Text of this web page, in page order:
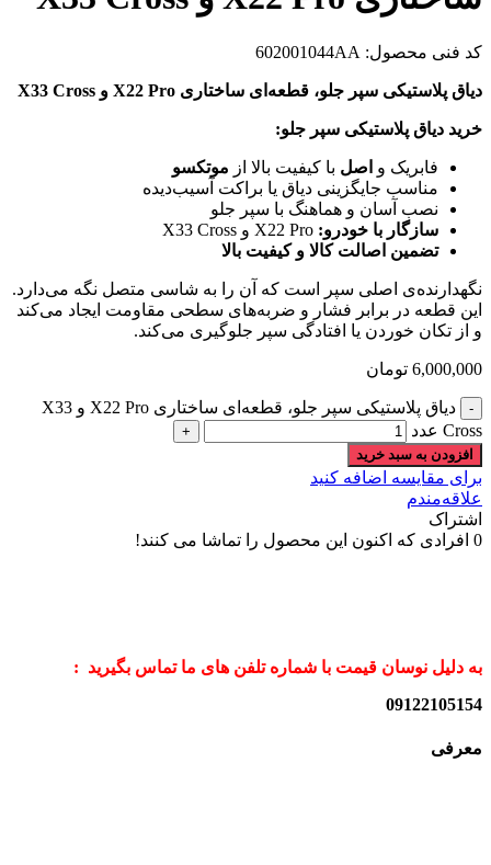
کد فنی محصول: 602001044AA
دیاق پلاستیکی سپر جلو، قطعه‌ای ساختاری X22 Pro و X33 Cross
خرید دیاق پلاستیکی سپر جلو:
فابریک و اصل با کیفیت بالا از موتکسو
مناسب جایگزینی دیاق یا براکت آسیب‌دیده
نصب آسان و هماهنگ با سپر جلو
سازگار با خودرو:
تضمین اصالت کالا و کیفیت بالا
نگهدارنده‌ی اصلی سپر است که آن را به شاسی متصل نگه می‌دارد.
این قطعه در برابر فشار و ضربه‌های سطحی مقاومت ایجاد می‌کند
و از تکان خوردن یا افتادگی سپر جلوگیری می‌کند.
6,000,000 تومان
دیاق پلاستیکی سپر جلو، قطعه‌ای ساختاری X22 Pro و X33
Cross عدد
افزودن به سبد خرید
برای مقایسه اضافه کنید
علاقه‌مندم
اشتراک
0 افرادی که اکنون این محصول را تماشا می کنند!
به دلیل نوسان قیمت با شماره تلفن های ما تماس بگیرید :
09122105154
معرفی